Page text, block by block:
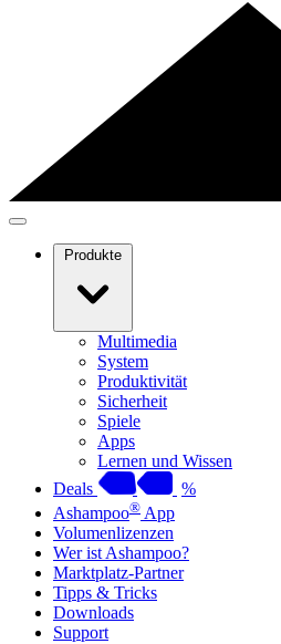
Produkte
Multimedia
System
Produktivität
Sicherheit
Spiele
Apps
Lernen und Wissen
Deals
%
Ashampoo® App
Volumenlizenzen
Wer ist Ashampoo?
Marktplatz-Partner
Tipps & Tricks
Downloads
Support